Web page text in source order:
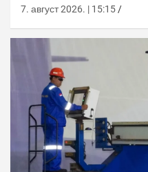
7. август 2026. | 15:15